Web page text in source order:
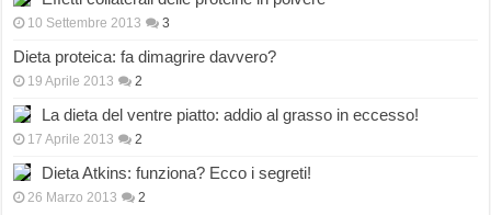
10 Settembre 2013 3
Dieta proteica: fa dimagrire davvero?
19 Aprile 2013 2
La dieta del ventre piatto: addio al grasso in eccesso!
17 Aprile 2013 2
Dieta Atkins: funziona? Ecco i segreti!
26 Marzo 2013 2